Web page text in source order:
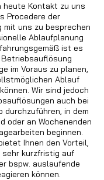
heute Kontakt zu uns
Procedere der
uns zu besprechen
Ablaufplanung
ist es
im Voraus zu planen,
Ablauf
Wir sind jedoch
auch bei
durchzuführen, in dem
oder an Wochenenden
beginnen.
Ihnen den Vorteil,
sehr kurzfristig auf
bspw. auslaufende
können.